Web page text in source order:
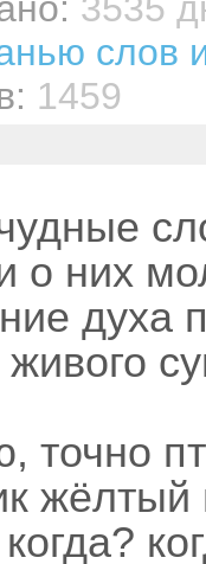
слов
1459
о них
духа
живого
точно
жёлтый